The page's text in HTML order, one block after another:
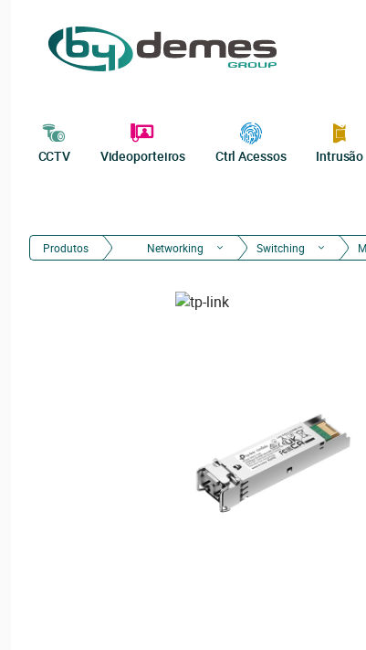
CCTV Videoporteiros Ctrl Acessos Intrusão
Produtos Networking Switching